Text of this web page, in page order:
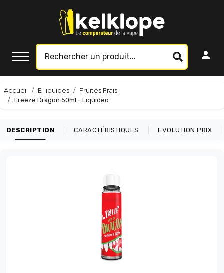
Accueil E-liquides
Fruités Frais
Freeze Dragon 50ml - Liquideo
DESCRIPTION CARACTÉRISTIQUES EVOLUTION PRIX